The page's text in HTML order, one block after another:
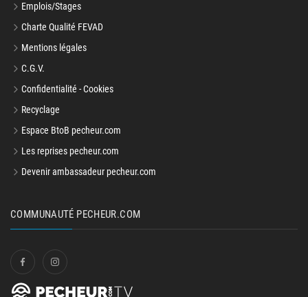
Emplois/Stages
Charte Qualité FEVAD
Mentions légales
C.G.V.
Confidentialité - Cookies
Recyclage
Espace BtoB pecheur.com
Les reprises pecheur.com
Devenir ambassadeur pecheur.com
COMMUNAUTÉ PECHEUR.COM